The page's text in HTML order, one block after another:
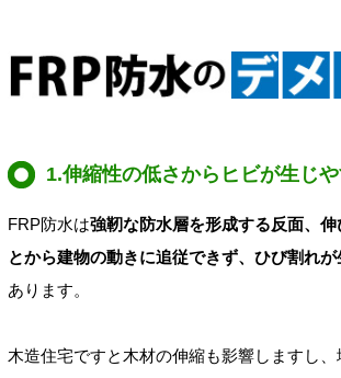
1.伸縮性の低さからヒビが生じ
FRP防水は強靭な防水層を形成する反面、伸
とから建物の動きに追従できず、ひび割れ
あります。
木造住宅ですと木材の伸縮も影響しますし